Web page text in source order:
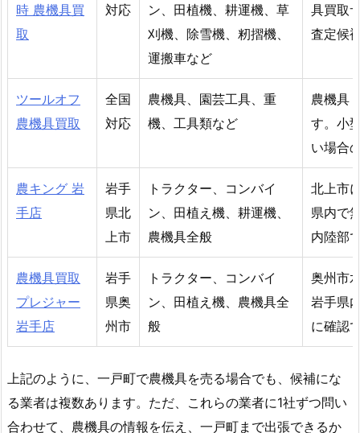
時 農機具買
取
対応
ン、田植機、耕運機、草
刈機、除雪機、籾摺機、
運搬車など
具買取
査定候
ツールオフ
農機具買取
全国
対応
農機具、園芸工具、重
機、工具類など
農機具
す。小
い場合
農キング 岩
手店
岩手
県北
上市
トラクター、コンバイ
ン、田植え機、耕運機、
農機具全般
北上市
県内で
内陸部
農機具買取
プレジャー
岩手店
岩手
県奥
州市
トラクター、コンバイ
ン、田植え機、農機具全
般
奥州市
岩手県
に確認
上記のように、一戸町で農機具を売る場合でも、候補にな
る業者は複数あります。ただ、これらの業者に1社ずつ問い
合わせて、農機具の情報を伝え、一戸町まで出張できるか